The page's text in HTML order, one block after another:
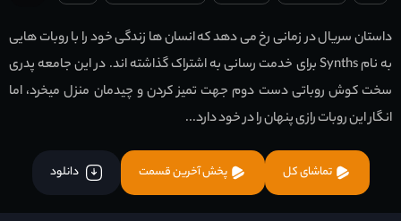
داستان سریال در زمانی رخ می دهد که انسان ها زندگی خود را با روبات هایی
به نام Synths برای خدمت رسانی به اشتراک گذاشته اند. در این جامعه پدری
سخت کوش روباتی دست دوم جهت تمیز کردن و چیدمان منزل میخرد، اما
انگار این روبات رازی پنهان را در خود دارد...
تماشای کل پخش آخرین قسمت دانلود